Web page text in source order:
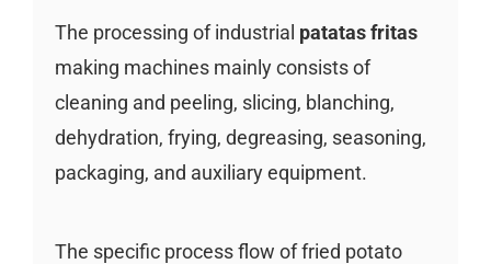
The processing of industrial patatas fritas
making machines mainly consists of
cleaning and peeling, slicing, blanching,
dehydration, frying, degreasing, seasoning,
packaging, and auxiliary equipment.
The specific process flow of fried potato